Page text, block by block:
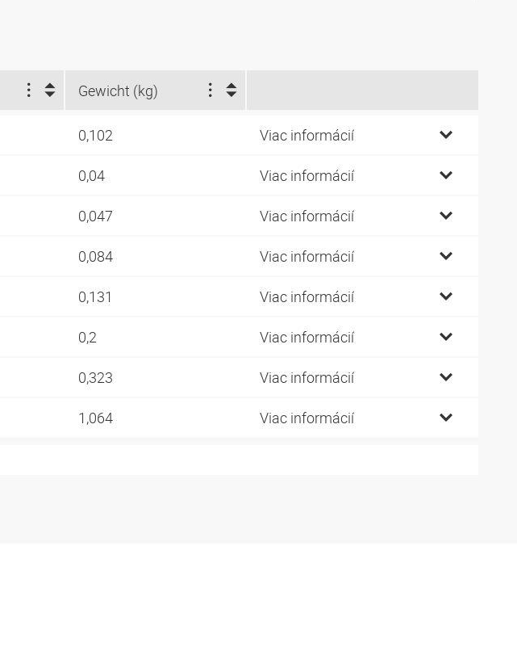
Gewicht (kg)
0,102 Viac informácií
0,04 Viac informácií
0,047 Viac informácií
0,084 Viac informácií
0,131 Viac informácií
0,2 Viac informácií
0,323 Viac informácií
1,064 Viac informácií